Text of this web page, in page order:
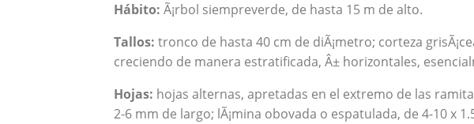
Hábito: Ã¡rbol siempreverde, de hasta 15 m de alto.
Tallos: tronco de hasta 40 cm de diÃ¡metro; corteza
creciendo de manera estratificada, Â± horizontales,
Hojas: hojas alternas, apretadas en el extremo de las
2-6 mm de largo; lÃ¡mina obovada o espatulada, de 4-10 x